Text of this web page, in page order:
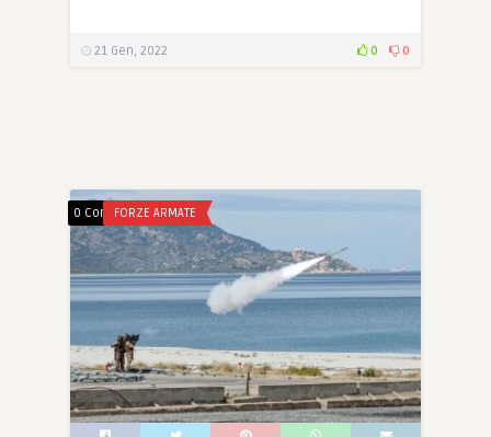
21 Gen, 2022 0 0
0 CommentsFORZE ARMATE